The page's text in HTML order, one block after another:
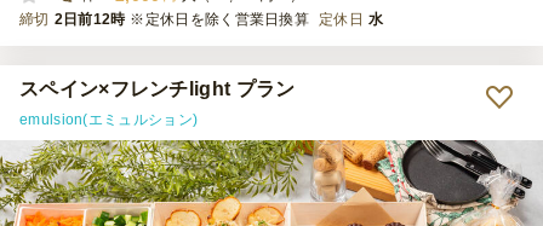
締切 2日前12時 ※定休日を除く営業日換算 定休日 水
スペイン×フレンチlight プラン
emulsion(エミュルション)